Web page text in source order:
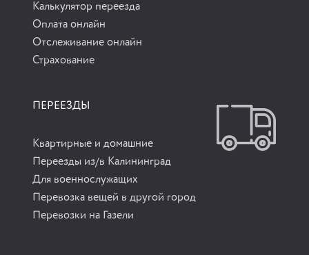
Калькулятор переезда
Оплата онлайн
Отслеживание онлайн
Страхование
ПЕРЕЕЗДЫ
Квартирные и домашние
Переезды из/в Калининград
Для военнослужащих
Перевозка вещей в другой город
Перевозки на Газели